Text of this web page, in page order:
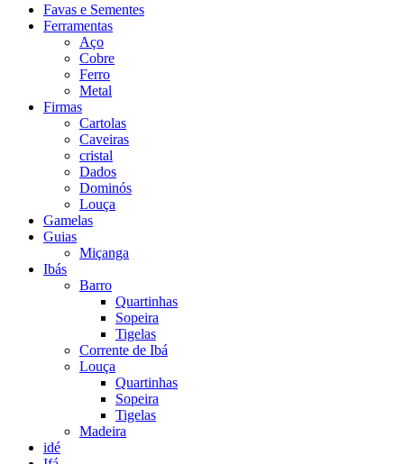
Favas e Sementes
Ferramentas
Aço
Cobre
Ferro
Metal
Firmas
Cartolas
Caveiras
cristal
Dados
Dominós
Louça
Gamelas
Guias
Miçanga
Ibás
Barro
Quartinhas
Sopeira
Tigelas
Corrente de Ibá
Louça
Quartinhas
Sopeira
Tigelas
Madeira
idé